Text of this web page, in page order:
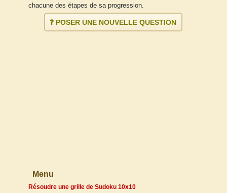
chacune des étapes de sa progression.
❓ POSER UNE NOUVELLE QUESTION
Menu
Résoudre une grille de Sudoku 10x10